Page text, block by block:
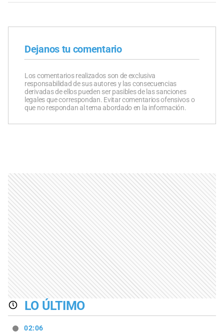
Dejanos tu comentario
Los comentarios realizados son de exclusiva
responsabilidad de sus autores y las consecuencias
derivadas de ellos pueden ser pasibles de las sanciones
legales que correspondan. Evitar comentarios ofensivos o
que no respondan al tema abordado en la información.
LO ÚLTIMO
02:06